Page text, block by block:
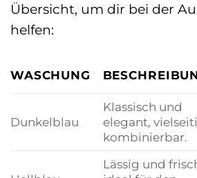
Übersicht, um dir bei der
helfen:
WASCHUNG
Dunkelblau
Klassisch und
elegant,
kombinierbar.
Lässig und